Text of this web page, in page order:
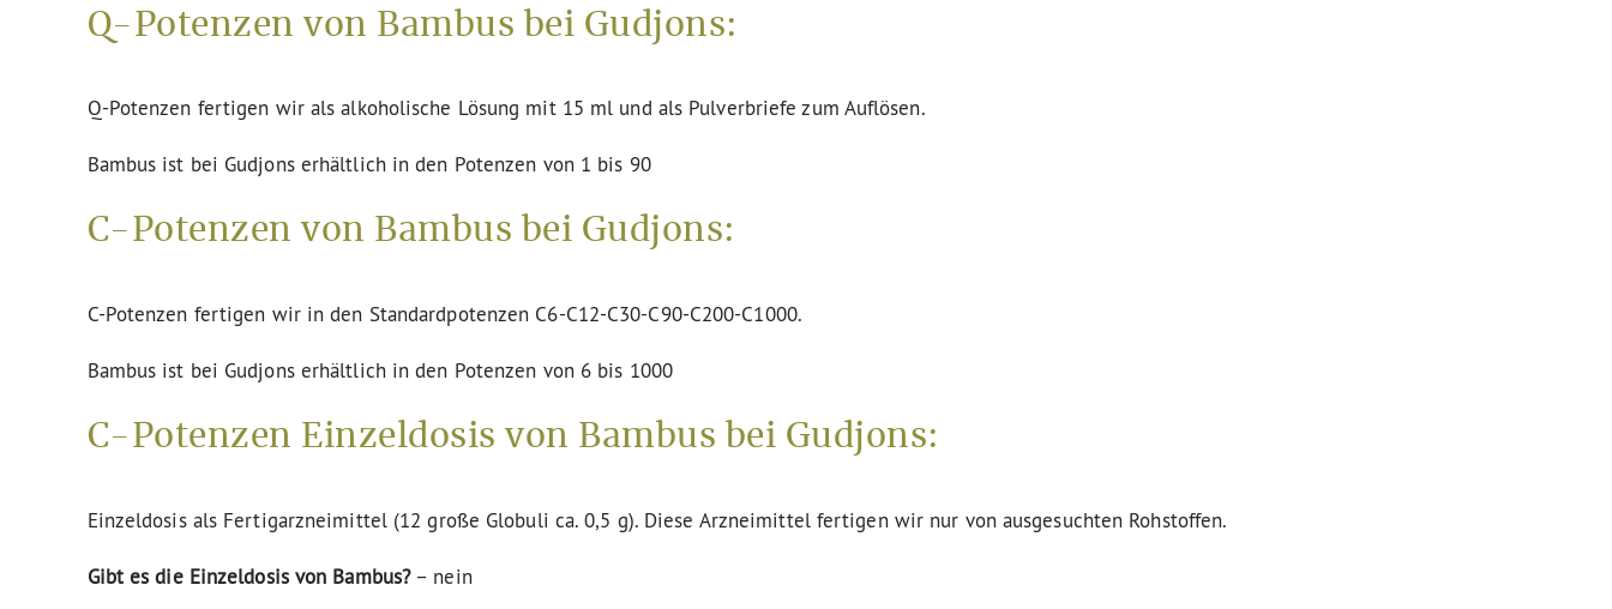
Q-Potenzen von Bambus bei Gudjons:
Q-Potenzen fertigen wir als alkoholische Lösung mit 15 ml und als Pulverbriefe zum Auflösen.
Bambus ist bei Gudjons erhältlich in den Potenzen von 1 bis 90
C-Potenzen von Bambus bei Gudjons:
C-Potenzen fertigen wir in den Standardpotenzen C6-C12-C30-C90-C200-C1000.
Bambus ist bei Gudjons erhältlich in den Potenzen von 6 bis 1000
C-Potenzen Einzeldosis von Bambus bei Gudjons:
Einzeldosis als Fertigarzneimittel (12 große Globuli ca. 0,5 g). Diese Arzneimittel fertigen wir nur von ausgesuchten Rohstoffen.
Gibt es die Einzeldosis von Bambus?– nein